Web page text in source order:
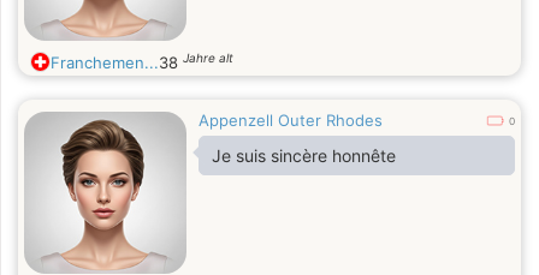
Franchemen...38 Jahre alt
Appenzell Outer Rhodes 0
Je suis sincère honnête